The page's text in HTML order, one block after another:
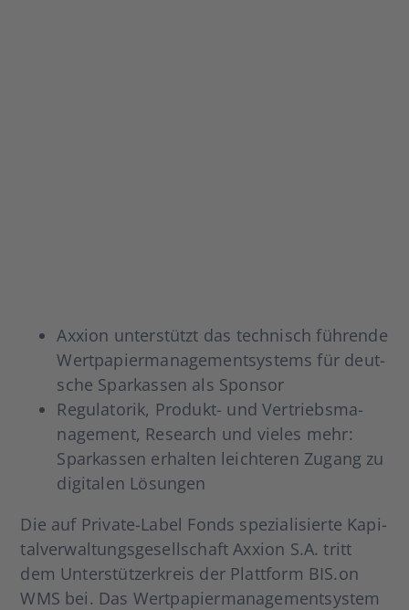
Axxi­on unter­stützt das tech­nisch füh­ren­de
Wert­pa­pier­ma­nage­ment­sys­tems für deut­
sche Spar­kas­sen als Spon­sor
Regu­la­to­rik, Pro­­dukt- und Ver­triebs­ma­
nage­ment, Rese­arch und vie­les mehr:
Spar­kas­sen erhal­ten leich­te­ren Zugang zu
digi­ta­len Lösun­gen
Die auf Pri­­va­­te-Label Fonds spe­zia­li­sier­te Kapi­
tal­ver­wal­tungs­ge­sell­schaft Axxi­on S.A. tritt
dem Unter­stüt­zer­kreis der Platt­form BIS.on
WMS bei. Das Wert­pa­pier­ma­nage­ment­sys­tem